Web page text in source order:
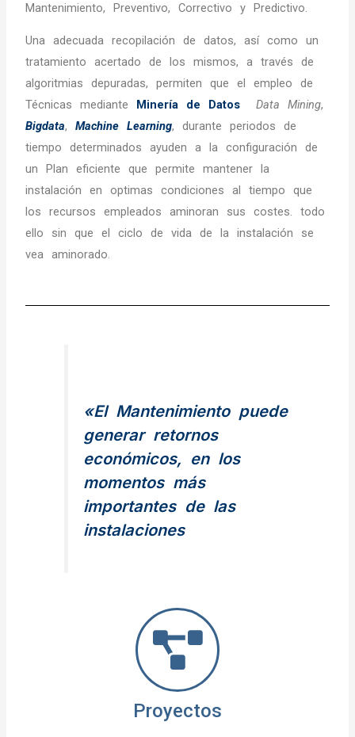
Mantenimiento, Preventivo, Correctivo y Predictivo.
Una adecuada recopilación de datos, así como un
tratamiento acertado de los mismos, a través de
algoritmias depuradas, permiten que el empleo de
Técnicas mediante Minería de Datos Data Mining,
Bigdata,Machine Learning, durante periodos de
tiempo determinados ayuden a la configuración de
un Plan eficiente que permite mantener la
instalación en optimas condiciones al tiempo que
los recursos empleados aminoran sus costes. todo
ello sin que el ciclo de vida de la instalación se
vea aminorado.
«El Mantenimiento puede
generar retornos
económicos, en los
momentos más
importantes de las
instalaciones
Proyectos